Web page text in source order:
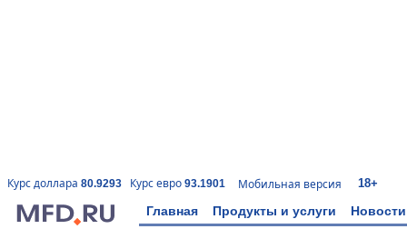
Курс доллара 80.9293 Курс евро 93.1901 Мобильная версия 18+
Главная Продукты и услуги Новости